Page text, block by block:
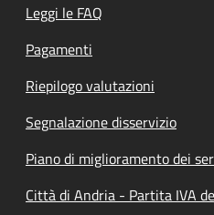
Leggi le FAQ
Pagamenti
Riepilogo valutazioni
Segnalazione disservizio
Piano di miglioramento dei
Città di Andria - Partita IVA